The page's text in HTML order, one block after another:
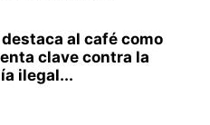
destaca al café como
clave contra la
ilegal...